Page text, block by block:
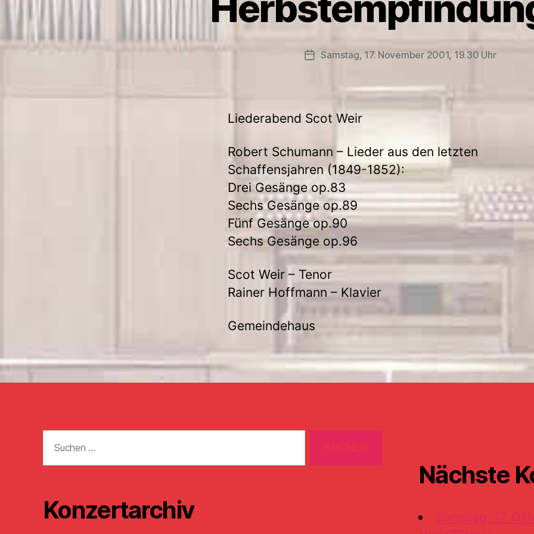
Veröffentlichungsdatum
Samstag, 17. November 2001, 19.30 Uhr
Liederabend Scot Weir
Robert Schumann – Lieder aus den letzten
Schaffensjahren (1849-1852):
Drei Gesänge op.83
Sechs Gesänge op.89
Fünf Gesänge op.90
Sechs Gesänge op.96
Scot Weir – Tenor
Rainer Hoffmann – Klavier
Gemeindehaus
nach:
Konzertarchiv
Nächste
Samstag, 17.